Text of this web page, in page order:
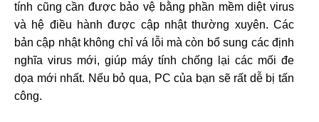
tính cũng cần được bảo vệ bằng phần mềm diệt virus
và hệ điều hành được cập nhật thường xuyên. Các
bản cập nhật không chỉ vá lỗi mà còn bổ sung các định
nghĩa virus mới, giúp máy tính chống lại các mối đe
dọa mới nhất. Nếu bỏ qua, PC của bạn sẽ rất dễ bị tấn
công.